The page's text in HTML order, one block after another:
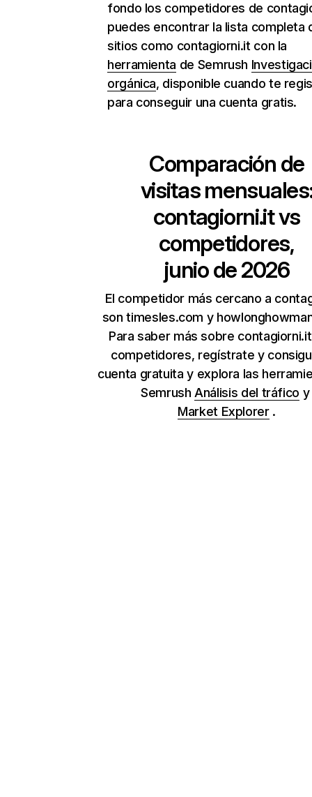
fondo los competidores de
puedes encontrar la lista completa
sitios como contagiorni.it con la
herramienta de Semrush
orgánica, disponible cuando te
para conseguir una cuenta gratis.
Comparación de
visitas
contagiorni.itvs
competidores,
junio de 2026
El competidor más cercano a
son timesles.com y
Para saber más sobre
competidores, regístrate y
cuenta gratuita y explora las
Semrush Análisis del tráfico y
Market Explorer.